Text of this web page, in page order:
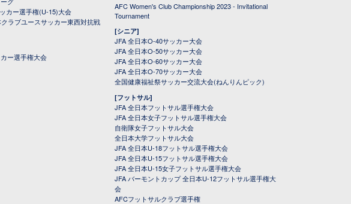
カー選手権(U-15)大会
ラブユースサッカー東西対抗戦
ー選手権大会
AFC Women's Club Championship 2023 - Invitational
Tournament
[シニア]
JFA 全日本O-40サッカー大会
JFA 全日本O-50サッカー大会
JFA 全日本O-60サッカー大会
JFA 全日本O-70サッカー大会
全国健康福祉祭サッカー交流大会(ねんりんピック)
[フットサル]
JFA 全日本フットサル選手権大会
JFA 全日本女子フットサル選手権大会
自衛隊女子フットサル大会
全日本大学フットサル大会
JFA 全日本U-18フットサル選手権大会
JFA 全日本U-15フットサル選手権大会
JFA 全日本U-15女子フットサル選手権大会
JFA バーモントカップ 全日本U-12フットサル選手権大
会
AFCフットサルクラブ選手権